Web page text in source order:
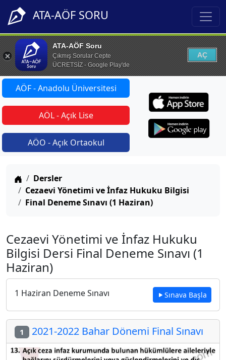
ATA-AÖF SORU
ATA-AÖF Soru
Çıkmış Sorular Cepte
ÜCRETSİZ - Google Play'de
AÇ
AÖF - Anadolu Üniversitesi
AÖL - Açık Lise
AÖO - Açık Ortaokul
Anasayfa
Dersler
Cezaevi Yönetimi ve İnfaz Hukuku Bilgisi
Final Deneme Sınavı (1 Haziran)
Cezaevi Yönetimi ve İnfaz Hukuku
Bilgisi Dersi Final Deneme Sınavı (1
Haziran)
1 Haziran Deneme Sınavı Sınava Başla
1 2021-2022 Bahar Dönemi Final Sınavı